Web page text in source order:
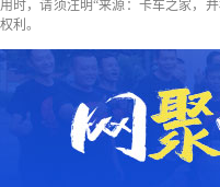
用时，请须注明“来源：卡车之家，
权利。